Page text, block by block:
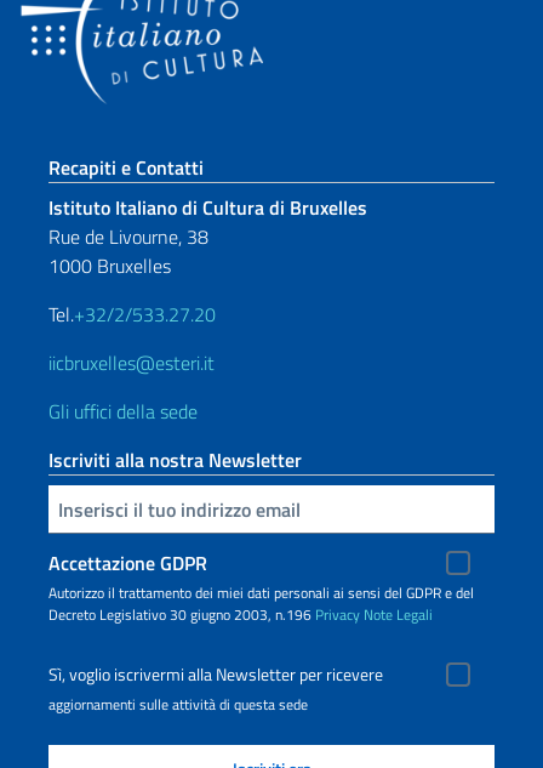
Sezione footer
Recapiti e Contatti
Istituto Italiano di Cultura di Bruxelles
Rue de Livourne, 38
1000 Bruxelles
Tel.+32/2/533.27.20
iicbruxelles@esteri.it
Gli uffici della sede
Iscriviti alla nostra Newsletter
Inserisci la tua email
Accettazione GDPR
Autorizzo il trattamento dei miei dati personali ai sensi del GDPR e del
Decreto Legislativo 30 giugno 2003, n.196 Privacy Note Legali
Sì, voglio iscrivermi alla Newsletter per ricevere
aggiornamenti sulle attività di questa sede